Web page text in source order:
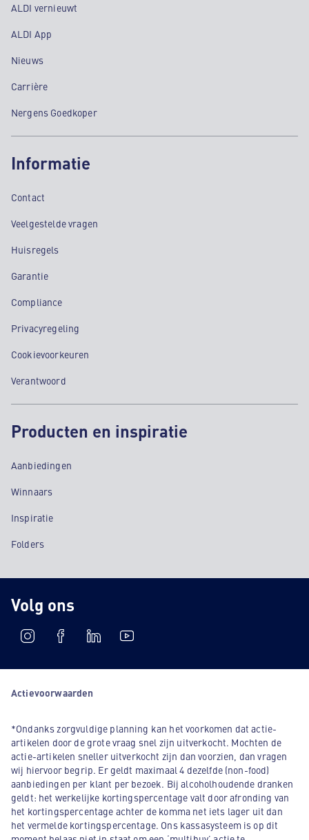
ALDI vernieuwt
ALDI App
Nieuws
Carrière
Nergens Goedkoper
Informatie
Contact
Veelgestelde vragen
Huisregels
Garantie
Compliance
Privacyregeling
Cookievoorkeuren
Verantwoord
Producten en inspiratie
Aanbiedingen
Winnaars
Inspiratie
Folders
Volg ons
Actievoorwaarden
*Ondanks zorgvuldige planning kan het voorkomen dat actie-
artikelen door de grote vraag snel zijn uitverkocht. Mochten de
actie-artikelen sneller uitverkocht zijn dan voorzien, dan vragen
wij hiervoor begrip. Er geldt maximaal 4 dezelfde (non-food)
aanbiedingen per klant per bezoek. Bij alcoholhoudende dranken
geldt: het werkelijke kortingspercentage valt door afronding van
het kortingspercentage achter de komma net iets lager uit dan
het vermelde kortingspercentage. Ons kassasysteem is op dit